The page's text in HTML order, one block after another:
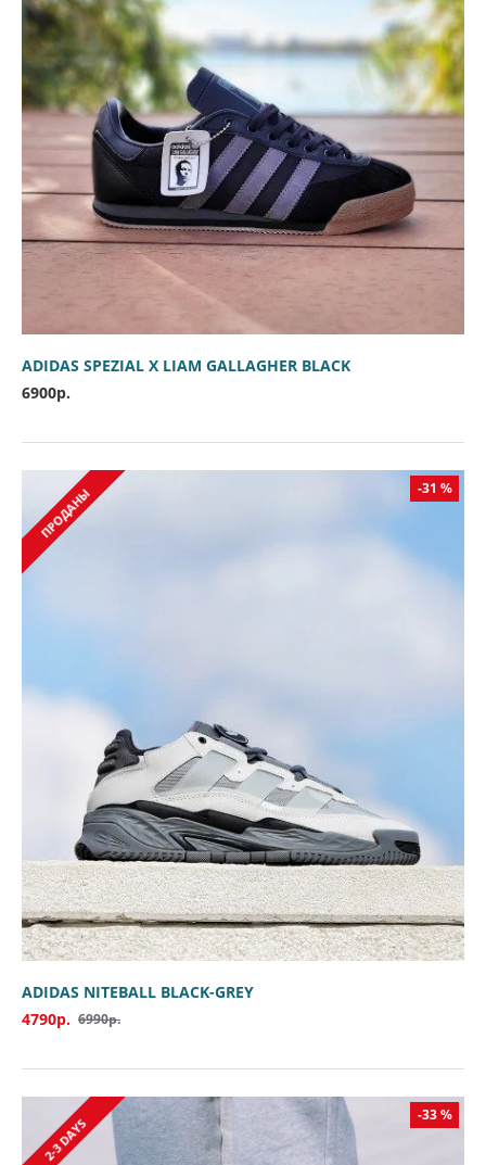
ADIDAS SPEZIAL X LIAM GALLAGHER BLACK
6900р.
-31 %
ПРОДАНЫ
ADIDAS NITEBALL BLACK-GREY
4790р. 6990р.
-33 %
2-3 DAYS